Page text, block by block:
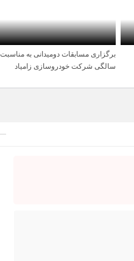
1 سال قبل
سالگی شرکت خودروسازی زامیاد